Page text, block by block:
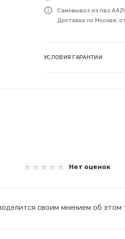
Самовывоз из пвз
Доставка по Москве,
УСЛОВИЯ ГАРАНТИИ
Нет оценок
своим мнением об этом